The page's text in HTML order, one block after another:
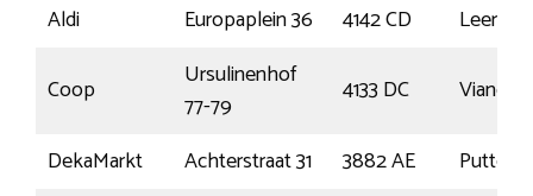
Aldi
Europaplein 36 4142 CD
Leerdam
Coop
Ursulinenhof
77-79
4133 DC
Vianen
DekaMarkt
Achterstraat 31 3882 AE
Putten